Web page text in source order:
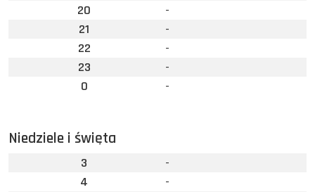
20
-
21
-
22
-
23
-
0
-
Niedziele i święta
3
-
4
-